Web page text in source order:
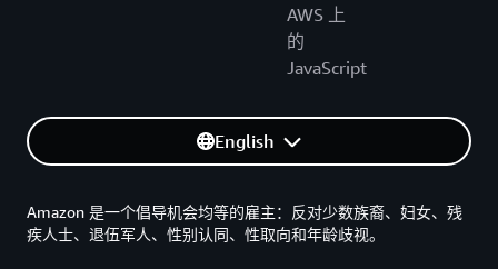
AWS 上
的
JavaScript
English
Amazon 是一个倡导机会均等的雇主：反对少数族裔、妇女、残
疾人士、退伍军人、性别认同、性取向和年龄歧视。